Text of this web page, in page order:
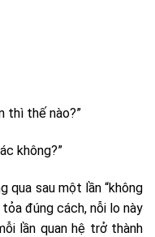
thì thế nào?”
không?”
qua sau một lần “không
đúng cách, nỗi lo này
lần quan hệ trở thành